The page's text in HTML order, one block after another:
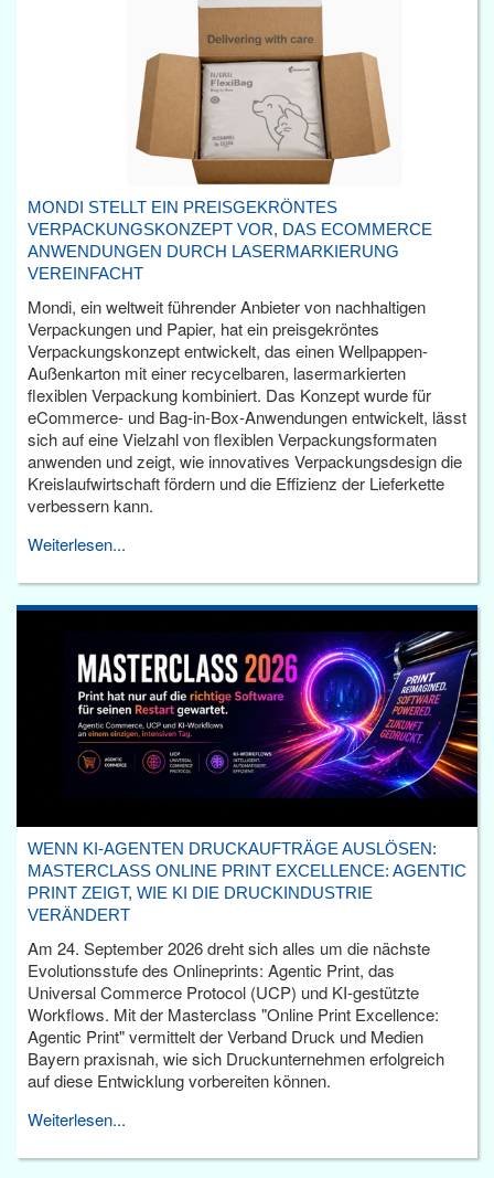
MONDI STELLT EIN PREISGEKRÖNTES
VERPACKUNGSKONZEPT VOR, DAS ECOMMERCE
ANWENDUNGEN DURCH LASERMARKIERUNG
VEREINFACHT
Mondi, ein weltweit führender Anbieter von nachhaltigen
Verpackungen und Papier, hat ein preisgekröntes
Verpackungskonzept entwickelt, das einen Wellpappen-
Außenkarton mit einer recycelbaren, lasermarkierten
flexiblen Verpackung kombiniert. Das Konzept wurde für
eCommerce- und Bag-in-Box-Anwendungen entwickelt, lässt
sich auf eine Vielzahl von flexiblen Verpackungsformaten
anwenden und zeigt, wie innovatives Verpackungsdesign die
Kreislaufwirtschaft fördern und die Effizienz der Lieferkette
verbessern kann.
Weiterlesen...
WENN KI-AGENTEN DRUCKAUFTRÄGE AUSLÖSEN:
MASTERCLASS ONLINE PRINT EXCELLENCE: AGENTIC
PRINT ZEIGT, WIE KI DIE DRUCKINDUSTRIE
VERÄNDERT
Am 24. September 2026 dreht sich alles um die nächste
Evolutionsstufe des Onlineprints: Agentic Print, das
Universal Commerce Protocol (UCP) und KI-gestützte
Workflows. Mit der Masterclass "Online Print Excellence:
Agentic Print" vermittelt der Verband Druck und Medien
Bayern praxisnah, wie sich Druckunternehmen erfolgreich
auf diese Entwicklung vorbereiten können.
Weiterlesen...